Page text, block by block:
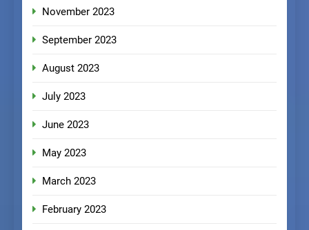
November 2023
September 2023
August 2023
July 2023
June 2023
May 2023
March 2023
February 2023